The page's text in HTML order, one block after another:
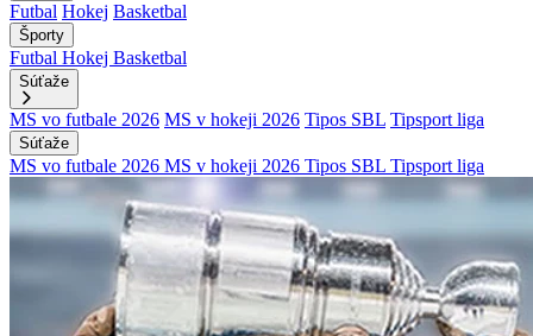
Futbal Hokej Basketbal
Športy
Futbal Hokej Basketbal
Súťaže
MS vo futbale 2026 MS v hokeji 2026 Tipos SBL Tipsport liga
Súťaže
MS vo futbale 2026 MS v hokeji 2026 Tipos SBL Tipsport liga